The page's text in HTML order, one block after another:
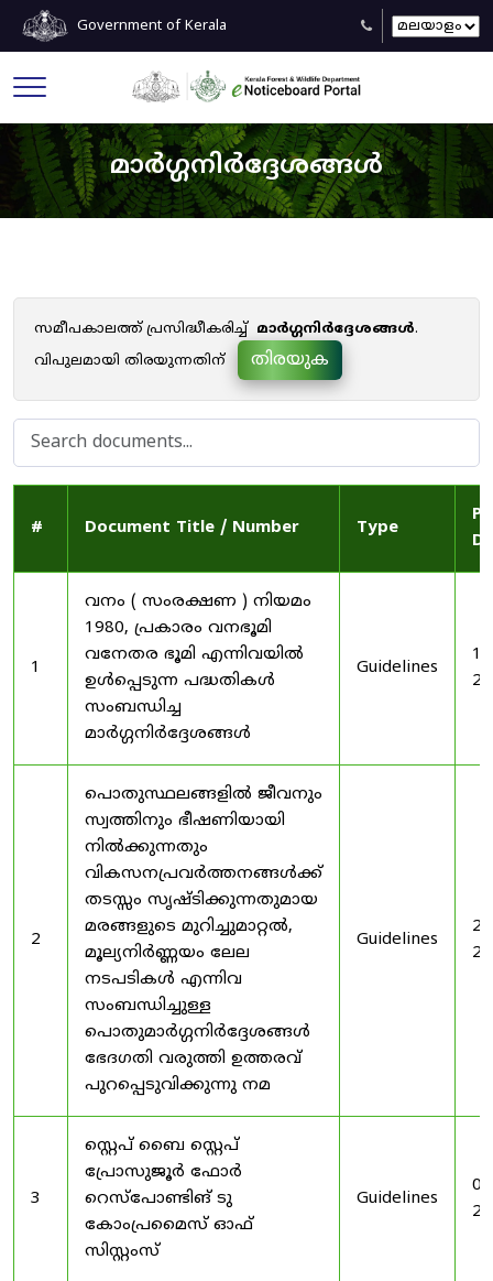
Government of Kerala
മാർഗ്ഗനിർദ്ദേശങ്ങൾ
സമീപകാലത്ത് പ്രസിദ്ധീകരിച്ച് മാർഗ്ഗനിർദ്ദേശങ്ങൾ.
വിപുലമായി തിരയുന്നതിന്
തിരയുക
# Document Title / Number Type
1
വനം ( സംരക്ഷണ ) നിയമം
1980, പ്രകാരം വനഭൂമി
വനേതര ഭൂമി എന്നിവയിൽ
ഉൾപ്പെടുന്ന പദ്ധതികൾ
സംബന്ധിച്ച
മാർഗ്ഗനിർദ്ദേശങ്ങൾ
Guidelines
2
പൊതുസ്ഥലങ്ങളിൽ ജീവനും
സ്വത്തിനും ഭീഷണിയായി
നിൽക്കുന്നതും
വികസനപ്രവർത്തനങ്ങൾക്ക്
തടസ്സം സൃഷ്ടിക്കുന്നതുമായ
മരങ്ങളുടെ മുറിച്ചുമാറ്റൽ,
മൂല്യനിർണ്ണയം ലേല
നടപടികൾ എന്നിവ
സംബന്ധിച്ചുള്ള
പൊതുമാർഗ്ഗനിർദ്ദേശങ്ങൾ
ഭേദഗതി വരുത്തി ഉത്തരവ്
പുറപ്പെടുവിക്കുന്നു നമ
Guidelines
3
സ്റ്റെപ് ബൈ സ്റ്റെപ്
പ്രോസുജൂർ ഫോർ
റെസ്‌പോണ്ടിങ് ടു
കോംപ്രമൈസ് ഓഫ്
സിസ്റ്റംസ്
Guidelines